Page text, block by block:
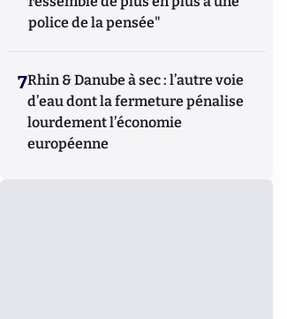
police de la pensée"
7Rhin & Danube à sec : l’autre voie
d’eau dont la fermeture pénalise
lourdement l’économie
européenne